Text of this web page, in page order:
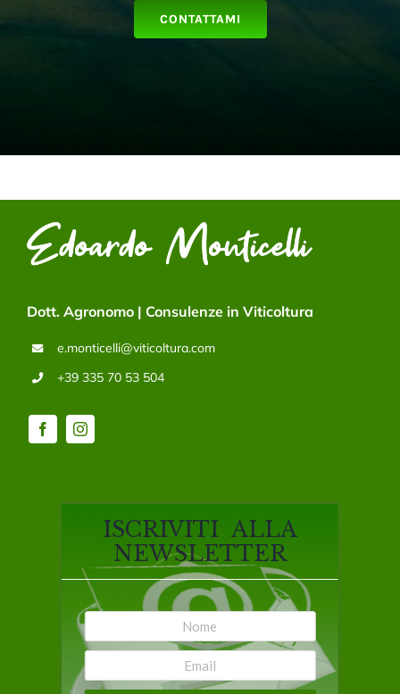
CONTATTAMI
Dott. Agronomo | Consulenze in Viticoltura
e.monticelli@viticoltura.com
+39 335 70 53 504
ISCRIVITI ALLA
NEWSLETTER